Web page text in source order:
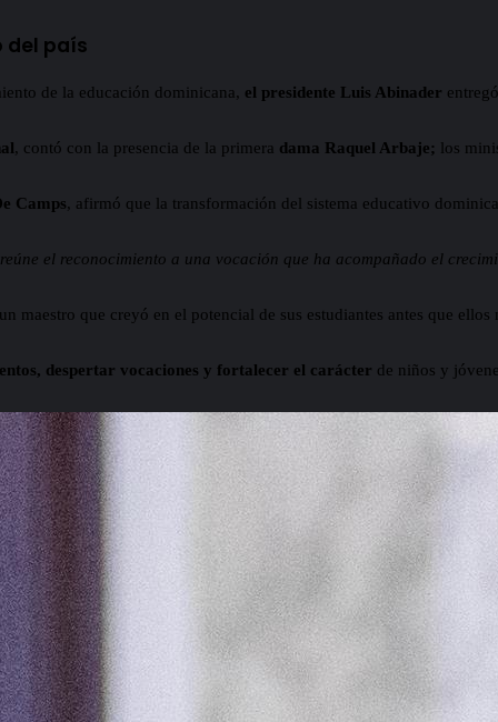
del país
de la educación dominicana, el presidente Luis Abinader
, contó con la presencia de la primera dama Raquel Arbaje; los
Camps, afirmó que la transformación del sistema educativo
el reconocimiento a una vocación que ha acompañado el
maestro que creyó en el potencial de sus estudiantes antes que ellos
despertar vocaciones y fortalecer el carácter de niños y